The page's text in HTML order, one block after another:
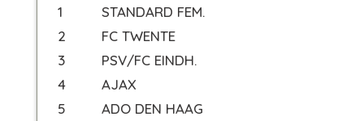
1
STANDARD FEM.
2
FC TWENTE
3
PSV/FC EINDH.
4
AJAX
5
ADO DEN HAAG